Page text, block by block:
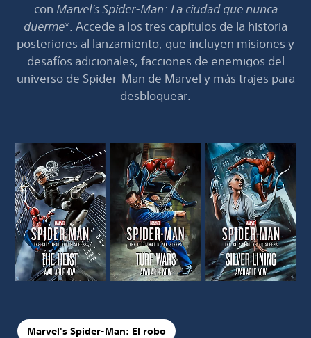
con Marvel's Spider-Man: La ciudad que nunca
duerme*. Accede a los tres capítulos de la historia
posteriores al lanzamiento, que incluyen misiones y
desafíos adicionales, facciones de enemigos del
universo de Spider-Man de Marvel y más trajes para
desbloquear.
Marvel's Spider-Man: El robo